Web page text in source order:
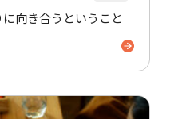
向き合うということ